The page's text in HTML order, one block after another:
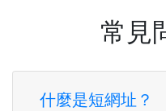
常見
什麼是短網址？